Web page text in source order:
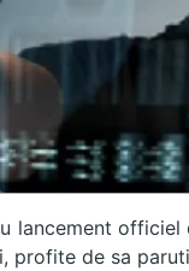
lancement
profite de sa